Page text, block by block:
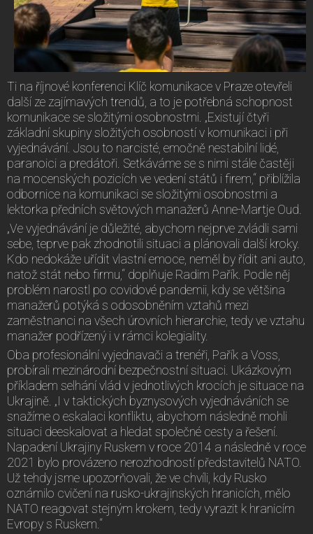
Ti na říjnové konferenci Klíč komunikace v Praze otevřeli
další ze zajímavých trendů, a to je potřebná schopnost
komunikace se složitými osobnostmi. „Existují čtyři
základní skupiny složitých osobností v komunikaci i při
vyjednávání. Jsou to narcisté, emočně nestabilní lidé,
paranoici a predátoři. Setkáváme se s nimi stále častěji
na mocenských pozicích ve vedení států i firem,“ přiblížila
odbornice na komunikaci se složitými osobnostmi a
lektorka předních světových manažerů Anne-Martje Oud.
„Ve vyjednávání je důležité, abychom nejprve zvládli sami
sebe, teprve pak zhodnotili situaci a plánovali další kroky.
Kdo nedokáže uřídit vlastní emoce, neměl by řídit ani auto,
natož stát nebo firmu,“ doplňuje Radim Pařík. Podle něj
problém narostl po covidové pandemii, kdy se většina
manažerů potýká s odosobněním vztahů mezi
zaměstnanci na všech úrovních hierarchie, tedy ve vztahu
manažer podřízený i v rámci kolegiality.
Oba profesionální vyjednavači a trenéři, Pařík a Voss,
probírali mezinárodní bezpečnostní situaci. Ukázkovým
příkladem selhání vlád v jednotlivých krocích je situace na
Ukrajině. „I v taktických byznysových vyjednáváních se
snažíme o eskalaci konfliktu, abychom následně mohli
situaci deeskalovat a hledat společné cesty a řešení.
Napadení Ukrajiny Ruskem v roce 2014 a následně v roce
2021 bylo provázeno nerozhodností představitelů NATO.
Už tehdy jsme upozorňovali, že ve chvíli, kdy Rusko
oznámilo cvičení na rusko-ukrajinských hranicích, mělo
NATO reagovat stejným krokem, tedy vyrazit k hranicím
Evropy s Ruskem.“